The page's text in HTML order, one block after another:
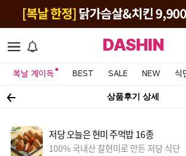
DASHIN
복날 계이득 BEST SALE NEW 식
상품후기 상세
저당 오늘은 현미 주먹밥 16종
100% 국내산 찰현미로 만든 저당 식단